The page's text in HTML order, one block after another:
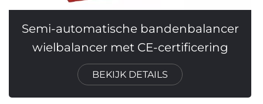
Semi-automatische bandenbalancer
wielbalancer met CE-certificering
BEKIJK DETAILS